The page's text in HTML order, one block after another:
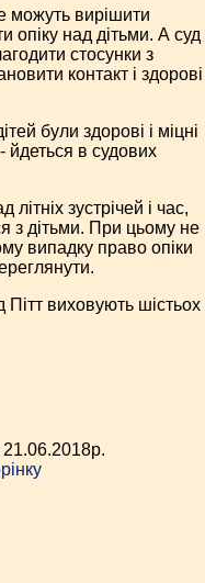
можуть вирішити
опіку над дітьми. А суд
стосунки з
контакт і здорові
були здорові і міцні
йдеться в судових
зустрічей і час,
з дітьми. При цьому не
випадку право опіки
виховують шістьох